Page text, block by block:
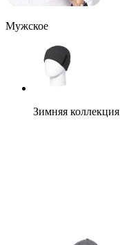
Мужское
Зимняя коллекция